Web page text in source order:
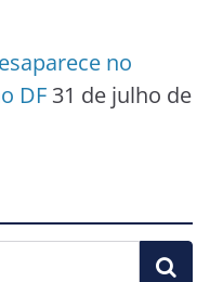
no
DF 31 de julho de